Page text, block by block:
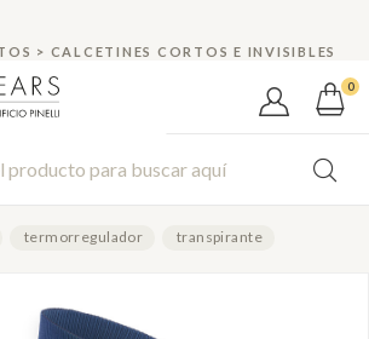
0
> CALCETINES CORTOS E INVISIBLES
You Bamboo FLY
termorregulador transpirante